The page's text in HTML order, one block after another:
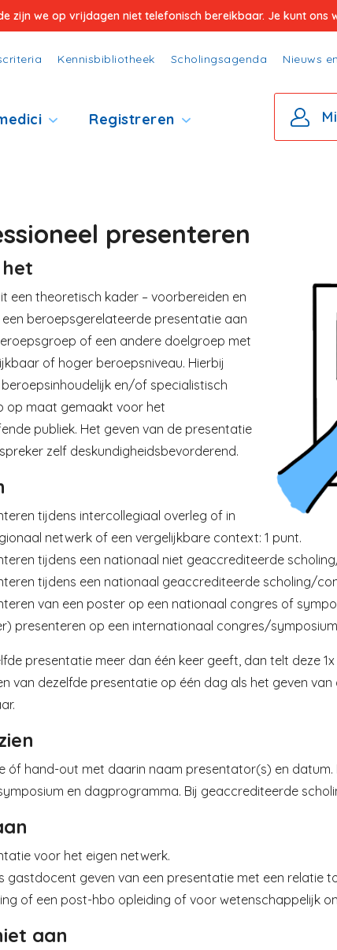
zijn we op vrijdagen niet telefonisch bereikbaar. Je kunt ons
Kennisbibliotheek Scholingsagenda Nieuws
Registreren
presenteren
een theoretisch kader – voorbereiden en
een beroepsgerelateerde presentatie aan
of een andere doelgroep met
of hoger beroepsniveau. Hierbij
en/of specialistisch
op maat gemaakt voor het
publiek. Het geven van de presentatie
zelf deskundigheidsbevorderend.
tijdens intercollegiaal overleg of in
netwerk of een vergelijkbare context: 1 punt.
tijdens een nationaal niet geaccrediteerde
tijdens een nationaal geaccrediteerde scholing/
van een poster op een nationaal congres of
presenteren op een internationaal congres/
presentatie meer dan één keer geeft, dan telt deze
van dezelfde presentatie op één dag als het geven
óf hand-out met daarin naam presentator(s) en
en dagprogramma. Bij geaccrediteerde
voor het eigen netwerk.
gastdocent geven van een presentatie met een relatie
of een post-hbo opleiding of voor wetenschappelijk
aan